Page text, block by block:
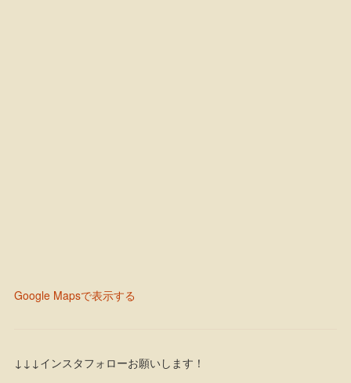
Google Mapsで表示する
↓↓↓インスタフォローお願いします！